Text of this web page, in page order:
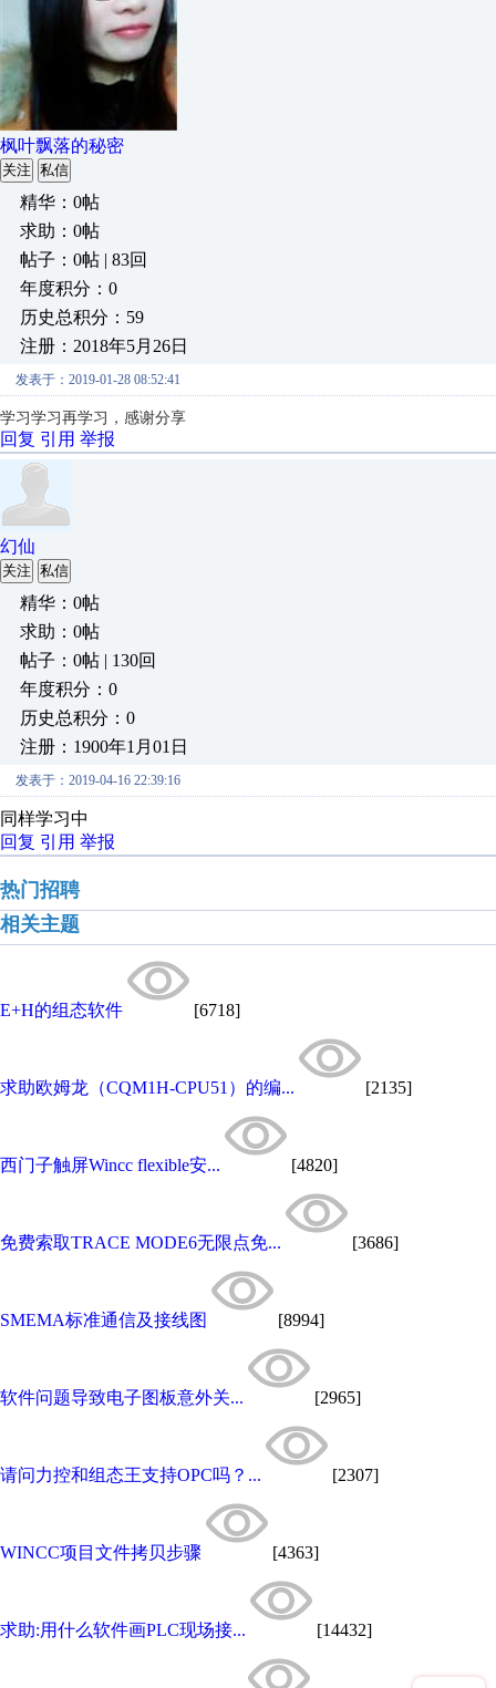
枫叶飘落的秘密
关注 私信
精华：0帖
求助：0帖
帖子：0帖 | 83回
年度积分：0
历史总积分：59
注册：2018年5月26日
发表于：2019-01-28 08:52:41
学习学习再学习，感谢分享
回复 引用 举报
幻仙
关注 私信
精华：0帖
求助：0帖
帖子：0帖 | 130回
年度积分：0
历史总积分：0
注册：1900年1月01日
发表于：2019-04-16 22:39:16
同样学习中
回复 引用 举报
热门招聘
相关主题
E+H的组态软件 [6718]
求助欧姆龙（CQM1H-CPU51）的编... [2135]
西门子触屏Wincc flexible安... [4820]
免费索取TRACE MODE6无限点免... [3686]
SMEMA标准通信及接线图 [8994]
软件问题导致电子图板意外关... [2965]
请问力控和组态王支持OPC吗？... [2307]
WINCC项目文件拷贝步骤 [4363]
求助:用什么软件画PLC现场接... [14432]